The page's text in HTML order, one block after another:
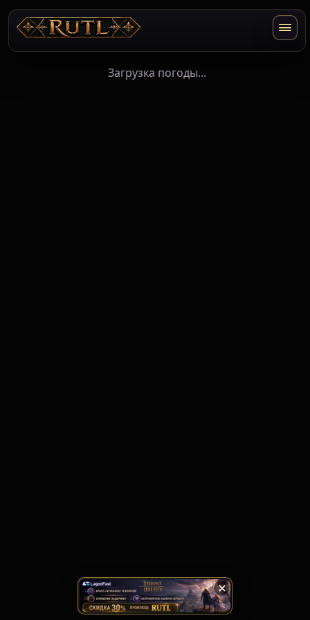
Загрузка погоды...